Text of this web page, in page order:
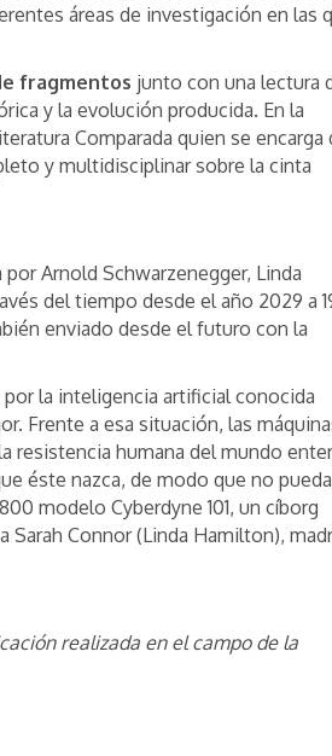
áreas de investigación en las
fragmentos junto con una lectura
y la evolución producida. En la
Comparada quien se encarga
y multidisciplinar sobre la cinta
Arnold Schwarzenegger, Linda
del tiempo desde el año 2029 a
enviado desde el futuro con la
por la inteligencia artificial conocida
Frente a esa situación, las
resistencia humana del mundo
éste nazca, de modo que no pueda
modelo Cyberdyne 101, un cíborg
Connor (Linda Hamilton),
realizada en el campo de la